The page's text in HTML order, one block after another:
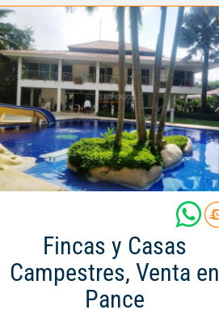
Fincas y Casas
Campestres, Venta en
Pance